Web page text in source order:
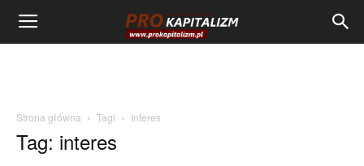
Strona główna Tagi Interes
Tag: interes